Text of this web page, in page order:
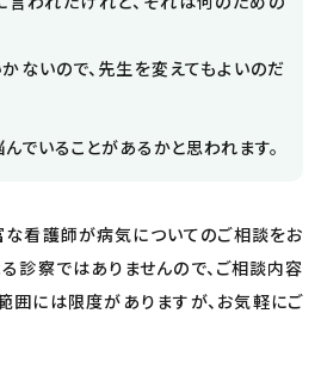
ないので、先生を変えてもよいのだ
んでいることがあるかと思われます。
な看護師が病気についてのご相談をお
診察ではありませんので、ご相談内容
囲には限度がありますが、お気軽にご